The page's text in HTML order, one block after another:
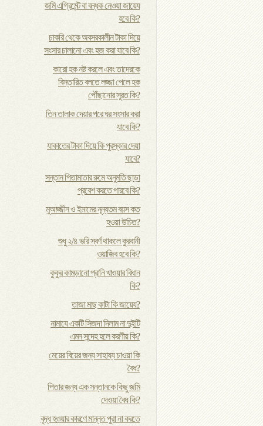
জমি এগ্রিমেন্ট বা বন্ধক নেওয়া জায়েয
হবে কি?
চাকরি থেকে অবসরকালীন টাকা দিয়ে
সংসার চালানো এবং হজ করা যাবে কি?
কারো হক নষ্ট করলে এবং তাদেরকে
বিস্তারিত বলতে লজ্জা পেলে হক
পৌঁছানোর সূরত কি?
তিন তালাক দেয়ার পরে ঘর সংসার করা
যাবে কি?
যাকাতের টাকা দিয়ে কি পুরস্কার দেয়া
যাবে?
সন্তান পিতামাতার রুমে অনুমতি ছাড়া
প্রবেশ করতে পারবে কি?
মুআজ্জীন ও ইমামের নূন্যতম বয়স কত
হওয়া উচিত?
শুধু ২/৪ ভরি স্বর্ণ থাকলে কুরবানী
ওয়াজিব হবে কি?
কুকুর কামড়ানো প্রানি খাওয়ার বিধান
কি?
তাজা মাছ কাটা কি জায়েয?
নামাযে একটি সিজদা দিলাম না দুইটি
এমন সন্দেহ হলে করণীয় কি?
মেয়ের বিয়ের জন্য সাহায্য চাওয়া কি
বৈধ?
পিতার জন্য এক সন্তানকে কিছু জমি
দেওয়া বৈধ কি?
বৃদ্ধ হওয়ার কারণে মান্নত পুরা না করতে